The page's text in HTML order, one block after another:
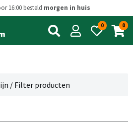
16:00 besteld morgen in huis
0 0
/ Filter producten